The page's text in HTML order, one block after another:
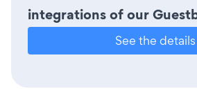
integrations of our
See the details